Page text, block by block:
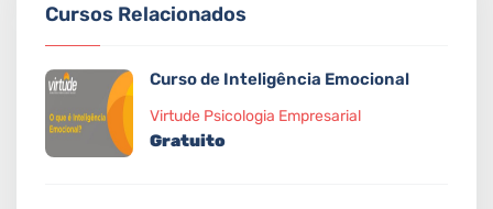
Cursos Relacionados
Curso de Inteligência Emocional
Virtude Psicologia Empresarial
Gratuito